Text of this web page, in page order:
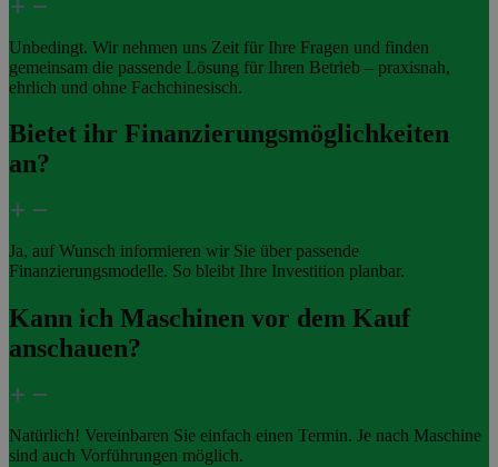
Unbedingt. Wir nehmen uns Zeit für Ihre Fragen und finden
gemeinsam die passende Lösung für Ihren Betrieb – praxisnah,
ehrlich und ohne Fachchinesisch.
Bietet ihr Finanzierungsmöglichkeiten
an?
Ja, auf Wunsch informieren wir Sie über passende
Finanzierungsmodelle. So bleibt Ihre Investition planbar.
Kann ich Maschinen vor dem Kauf
anschauen?
Natürlich! Vereinbaren Sie einfach einen Termin. Je nach Maschine
sind auch Vorführungen möglich.